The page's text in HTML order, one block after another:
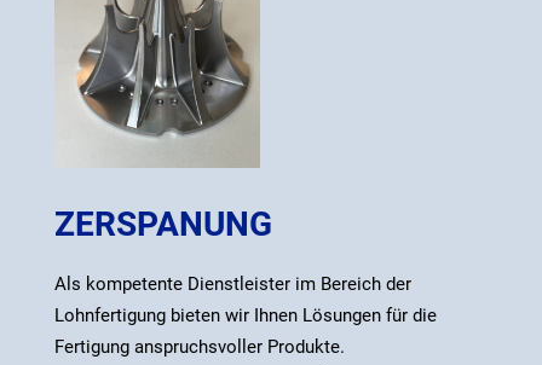
ZERSPANUNG
Als kompetente Dienstleister im Bereich der
Lohnfertigung bieten wir Ihnen Lösungen für die
Fertigung anspruchsvoller Produkte.